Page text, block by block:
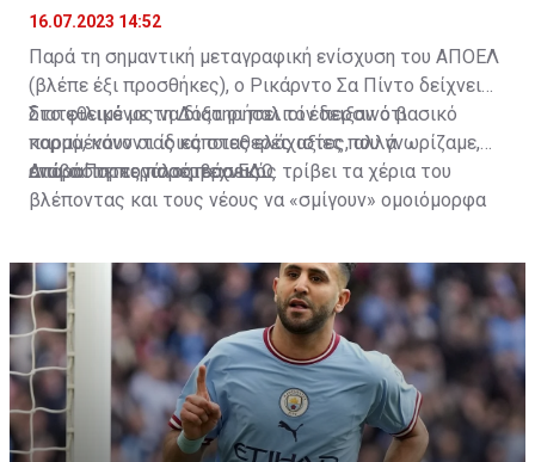
16.07.2023 14:52
Παρά τη σημαντική μεταγραφική ενίσχυση του ΑΠΟΕΛ
(βλέπε έξι προσθήκες), ο Ρικάρντο Σα Πίντο δείχνει
διατεθειμένος να διατηρήσει τον περσινό βασικό
κορμό, κάνοντας κάποιες ελάχιστες, αλλά
απαραίτητες παρεμβάσεις.
Στο φιλικό με τη Δόξα οι παλιοί έδειξαν ότι
παραμένουν οι ίδιες σταθερές αξίες που γνωρίζαμε,
ενώ ο Πορτογάλος τεχνικός τρίβει τα χέρια του
βλέποντας και τους νέους να «σμίγουν» ομοιόμορφα
Διαβάστε περισσότεραΕΔΩ.